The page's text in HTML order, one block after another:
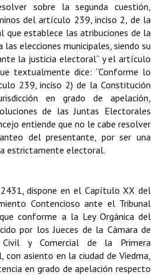
sobre la segunda cuestión,
del artículo 239, inciso 2, de la
que establece las atribuciones de la
elecciones municipales, siendo su
la justicia electoral” y el artículo
textualmente dice: “Conforme lo
239, inciso 2) de la Constitución
en grado de apelación,
de las Juntas Electorales
entiende que no le cabe resolver
del presentante, por ser una
estrictamente electoral.
dispone en el Capítulo XX del
Contencioso ante el Tribunal
conforme a la Ley Orgánica del
por los Jueces de la Cámara de
y Comercial de la Primera
con asiento en la ciudad de Viedma,
en grado de apelación respecto